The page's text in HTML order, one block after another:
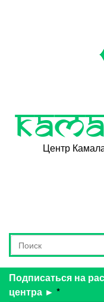
Центр
Форма поиска
Подписаться на
центра ► *